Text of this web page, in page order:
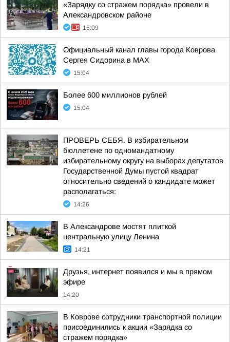
«Зарядку со стражем порядка» провели в
Александровском районе
15:09
Официальный канал главы города Коврова
Сергея Сидорина в МАХ
15:04
Более 600 миллионов рублей
15:04
ПРОВЕРЬ СЕБЯ. В избирательном
бюллетене по одномандатному
избирательному округу на выборах депутатов
Государственной Думы пустой квадрат
относительно сведений о кандидате может
располагаться:
14:26
В Александрове мостят плиткой
центральную улицу Ленина
14:21
Друзья, интернет появился и мы в прямом
эфире
14:20
В Коврове сотрудники транспортной полиции
присоединились к акции «Зарядка со
стражем порядка»